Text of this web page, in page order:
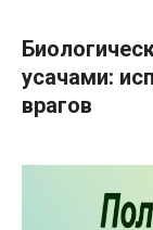
усачами:
врагов